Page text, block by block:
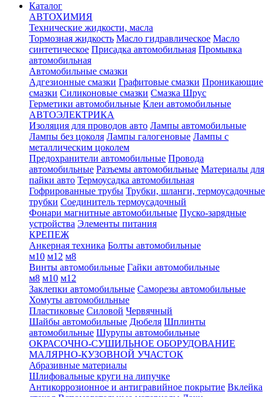
Каталог
АВТОХИМИЯ
Технические жидкости, масла
Тормозная жидкость Масло гидравлическое Масло
синтетическое Присадка автомобильная Промывка
автомобильная
Автомобильные смазки
Адгезионные смазки Графитовые смазки Проникающие
смазки Силиконовые смазки Смазка Шрус
Герметики автомобильные Клеи автомобильные
АВТОЭЛЕКТРИКА
Изоляция для проводов авто Лампы автомобильные
Лампы без цоколя Лампы галогеновые Лампы с
металлическим цоколем
Предохранители автомобильные Провода
автомобильные Разъемы автомобильные Материалы для
пайки авто Термоусадка автомобильная
Гофрированные трубы Трубки, шланги, термоусадочные
трубки Соединитель термоусадочный
Фонари магнитные автомобильные Пуско-зарядные
устройства Элементы питания
КРЕПЕЖ
Анкерная техника Болты автомобильные
м10 м12 м8
Винты автомобильные Гайки автомобильные
м8 м10 м12
Заклепки автомобильные Саморезы автомобильные
Хомуты автомобильные
Пластиковые Силовой Червячный
Шайбы автомобильные Дюбеля Шплинты
автомобильные Шурупы автомобильные
ОКРАСОЧНО-СУШИЛЬНОЕ ОБОРУДОВАНИЕ
МАЛЯРНО-КУЗОВНОЙ УЧАСТОК
Абразивные материалы
Шлифовальные круги на липучке
Антикоррозионное и антигравийное покрытие Вклейка